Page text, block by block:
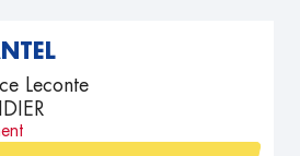
Leconte